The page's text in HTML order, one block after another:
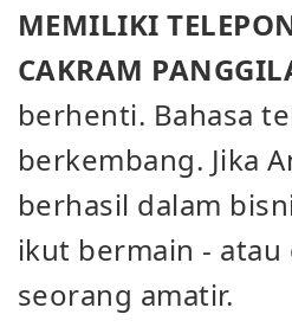
MEMILIKI
CAKRAM
berhenti. Bahasa
berkembang. Jika
berhasil dalam
ikut bermain - atau
seorang amatir.